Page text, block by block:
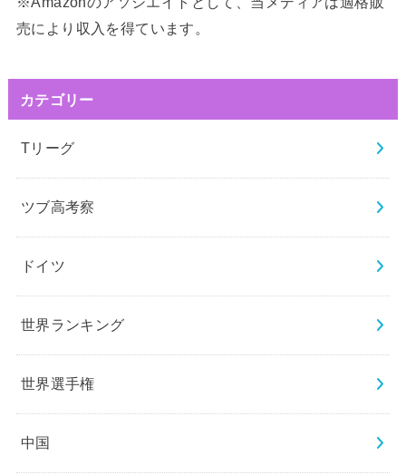
売により収入を得ています。
カテゴリー
Tリーグ
ツブ高考察
ドイツ
世界ランキング
世界選手権
中国